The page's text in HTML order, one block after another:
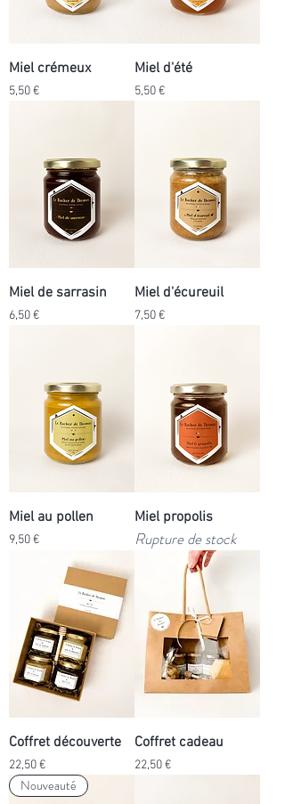
Miel crémeux
Prix
5,50 €
Miel d'été
Prix
5,50 €
Miel de sarrasin
Prix
6,50 €
Miel d'écureuil
Prix
7,50 €
Miel au pollen
Prix
9,50 €
Miel propolis
Rupture de stock
Coffret découverte
Prix
22,50 €
Coffret cadeau
Prix
22,50 €
Nouveauté